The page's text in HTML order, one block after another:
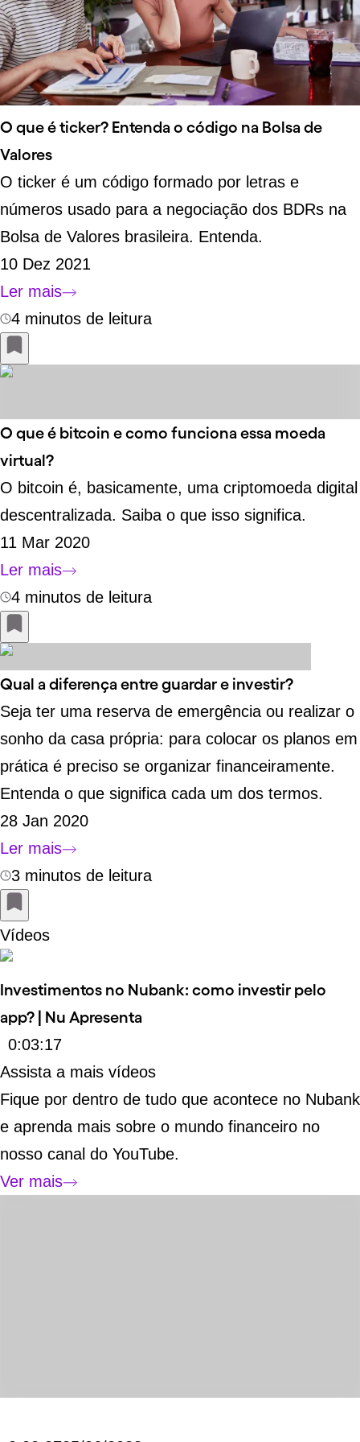
O que é ticker? Entenda o código na Bolsa de
Valores
O ticker é um código formado por letras e
números usado para a negociação dos BDRs na
Bolsa de Valores brasileira. Entenda.
10 Dez 2021
Ler mais
4 minutos de leitura
O que é bitcoin e como funciona essa moeda
virtual?
O bitcoin é, basicamente, uma criptomoeda digital
descentralizada. Saiba o que isso significa.
11 Mar 2020
Ler mais
4 minutos de leitura
Qual a diferença entre guardar e investir?
Seja ter uma reserva de emergência ou realizar o
sonho da casa própria: para colocar os planos em
prática é preciso se organizar financeiramente.
Entenda o que significa cada um dos termos.
28 Jan 2020
Ler mais
3 minutos de leitura
Vídeos
Link externo
Investimentos no Nubank: como investir pelo
app? | Nu Apresenta
0:03:17
Assista a mais vídeos
Fique por dentro de tudo que acontece no Nubank
e aprenda mais sobre o mundo financeiro no
nosso canal do YouTube.
Ver mais